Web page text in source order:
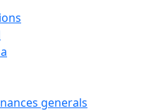
generals